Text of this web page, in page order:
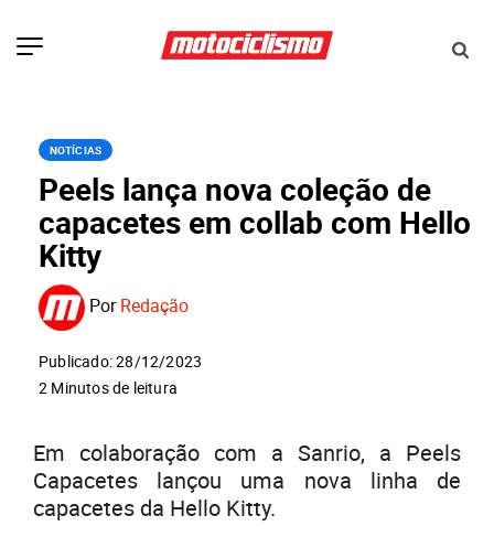
NOTÍCIAS
Peels lança nova coleção de
capacetes em collab com Hello
Kitty
PorRedação
Publicado: 28/12/2023
2 Minutos de leitura
Em colaboração com a Sanrio, a Peels
Capacetes lançou uma nova linha de
capacetes da Hello Kitty.